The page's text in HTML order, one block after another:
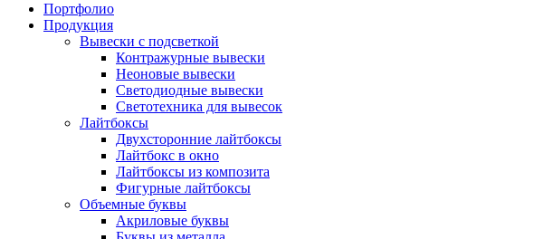
Портфолио
Продукция
Вывески с подсветкой
Контражурные вывески
Неоновые вывески
Светодиодные вывески
Светотехника для вывесок
Лайтбоксы
Двухсторонние лайтбоксы
Лайтбокс в окно
Лайтбоксы из композита
Фигурные лайтбоксы
Объемные буквы
Акриловые буквы